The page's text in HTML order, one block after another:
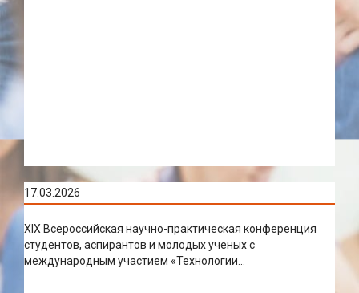
17.03.2026
XIX Всероссийская научно-практическая конференция
студентов, аспирантов и молодых ученых с
международным участием «Технологии...